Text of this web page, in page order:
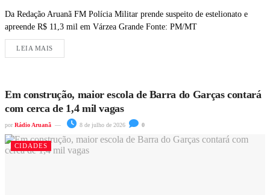
Da Redação Aruanã FM Polícia Militar prende suspeito de estelionato e
apreende R$ 11,3 mil em Várzea Grande Fonte: PM/MT
LEIA MAIS
Em construção, maior escola de Barra do Garças contará
com cerca de 1,4 mil vagas
por Rádio Aruanã 8 de julho de 2026 0
CIDADES